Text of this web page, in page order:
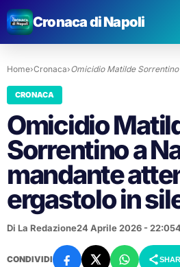
Cronaca di Napoli
Home›Cronaca›Omicidio Matilde
CRONACA
Omicidio
Sorrentino a
mandante
ergastolo in
Di La Redazione24 Aprile 2026 - 22:05
CONDIVIDI